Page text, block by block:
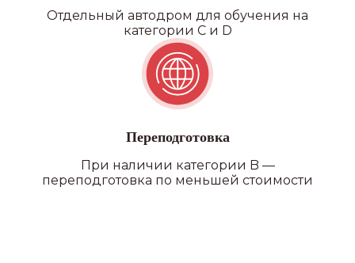
Отдельный автодром для обучения на
категории C и D
Переподготовка
При наличии категории B —
переподготовка по меньшей стоимости